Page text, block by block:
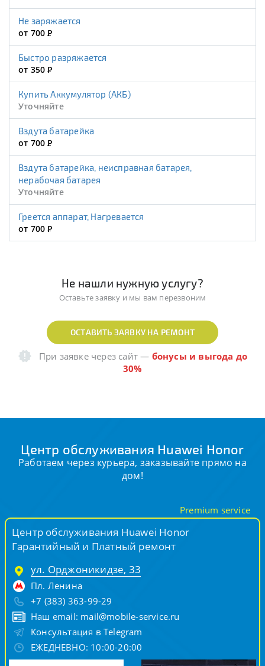
Не заряжается
от 700Р
Быстро разряжается
от 350Р
Купить Аккумулятор (АКБ)
Уточняйте
Вздута батарейка
от 700Р
Вздута батарейка, неисправная батарея,
нерабочая батарея
Уточняйте
Греется аппарат, Нагревается
от 700Р
Не нашли нужную услугу?
Оставьте заявку и мы вам перезвоним
ОСТАВИТЬ ЗАЯВКУ НА РЕМОНТ
При заявке через сайт— бонусы и выгода до
30%
Центр обслуживания Huawei Honor
Работаем через курьера, заказывайте прямо на
дом!
Центр обслуживания Huawei Honor
Гарантийный и Платный ремонт
ул. Орджоникидзе, 33
Пл. Ленина
+7 (383) 363-99-29
Наш email: mail@mobile-service.ru
Консультация в Telegram
ЕЖЕДНЕВНО: 10:00-20:00
Premium service